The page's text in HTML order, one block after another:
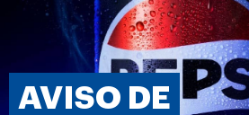
AVISO DE